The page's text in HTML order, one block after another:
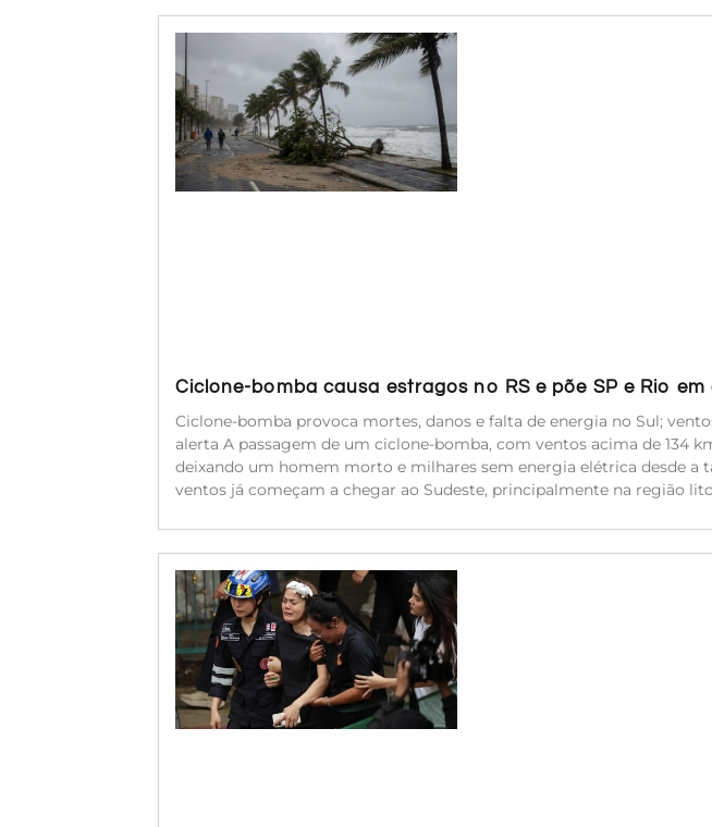
Ciclone-bomba causa estragos no RS e põe SP e Rio
Ciclone-bomba provoca mortes, danos e falta de energia no Sul;
alerta A passagem de um ciclone-bomba, com ventos acima de 134
deixando um homem morto e milhares sem energia elétrica desde a
ventos já começam a chegar ao Sudeste, principalmente na região